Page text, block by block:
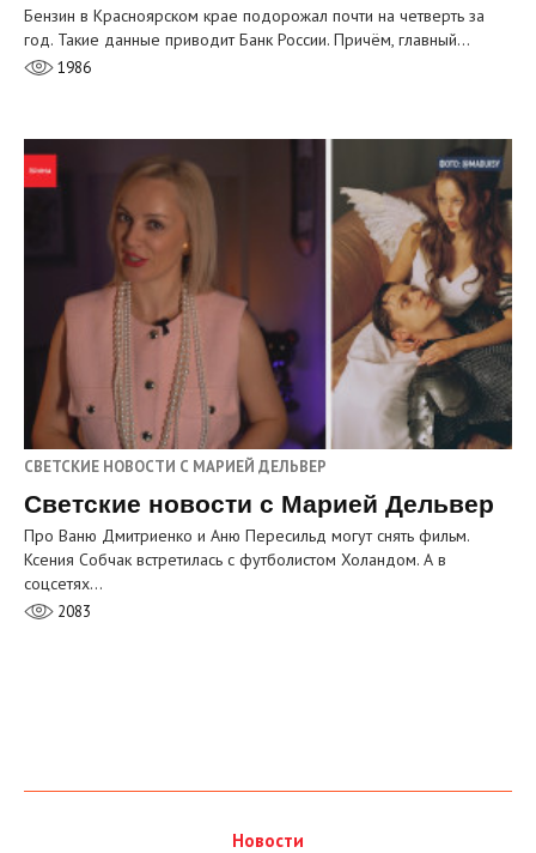
Бензин в Красноярском крае подорожал почти на четверть за
год. Такие данные приводит Банк России. Причём, главный…
1986
СВЕТСКИЕ НОВОСТИ С МАРИЕЙ ДЕЛЬВЕР
Светские новости с Марией Дельвер
Про Ваню Дмитриенко и Аню Пересильд могут снять фильм.
Ксения Собчак встретилась с футболистом Холандом. А в
соцсетях…
2083
Новости